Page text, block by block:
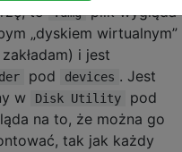
to .dmg plik wygląda
„dyskiem wirtualnym”
i jest
pod devices . Jest
w
Disk Utility pod
na to, że można go
tak jak każdy